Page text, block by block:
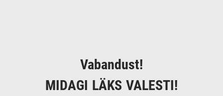
Vabandust!
MIDAGI LÄKS VALESTI!